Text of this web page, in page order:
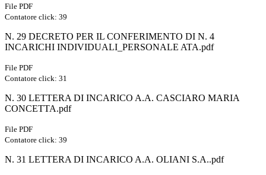
File PDF
Contatore click: 39
N. 29 DECRETO PER IL CONFERIMENTO DI N. 4
INCARICHI INDIVIDUALI_PERSONALE ATA.pdf
File PDF
Contatore click: 31
N. 30 LETTERA DI INCARICO A.A. CASCIARO MARIA
CONCETTA.pdf
File PDF
Contatore click: 39
N. 31 LETTERA DI INCARICO A.A. OLIANI S.A..pdf